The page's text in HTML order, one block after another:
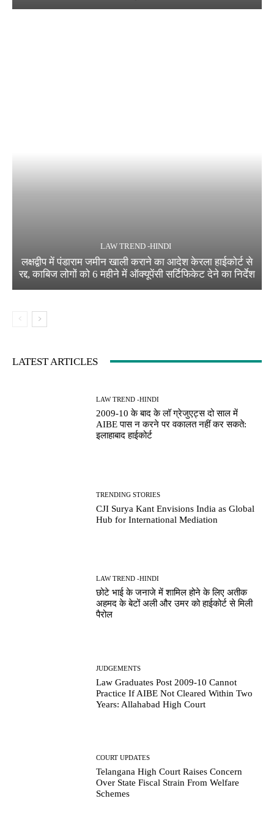
LAW TREND -HINDI
लक्षद्वीप में पंडाराम जमीन खाली कराने का आदेश केरला हाईकोर्ट से
रद्द, काबिज लोगों को 6 महीने में ऑक्यूपेंसी सर्टिफिकेट देने का निर्देश
LATEST ARTICLES
LAW TREND -HINDI
2009-10 के बाद के लॉ ग्रेजुएट्स दो साल में
AIBE पास न करने पर वकालत नहीं कर सकते:
इलाहाबाद हाईकोर्ट
TRENDING STORIES
CJI Surya Kant Envisions India as Global
Hub for International Mediation
LAW TREND -HINDI
छोटे भाई के जनाजे में शामिल होने के लिए अतीक
अहमद के बेटों अली और उमर को हाईकोर्ट से मिली
पैरोल
JUDGEMENTS
Law Graduates Post 2009-10 Cannot
Practice If AIBE Not Cleared Within Two
Years: Allahabad High Court
COURT UPDATES
Telangana High Court Raises Concern
Over State Fiscal Strain From Welfare
Schemes